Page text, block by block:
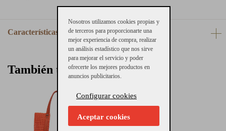
Características
También te puede interesar
Nosotros utilizamos cookies propias y
de terceros para proporcionarte una
mejor experiencia de compra, realizar
un análisis estadístico que nos sirve
para mejorar el servicio y poder
ofrecerte los mejores productos en
anuncios publicitarios.
Configurar cookies
Aceptar cookies